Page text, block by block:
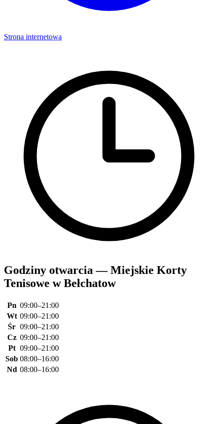
Strona internetowa
Godziny otwarcia — Miejskie Korty
Tenisowe w Bełchatow
Pn 09:00–21:00
Wt 09:00–21:00
Śr 09:00–21:00
Cz 09:00–21:00
Pt 09:00–21:00
Sob 08:00–16:00
Nd 08:00–16:00